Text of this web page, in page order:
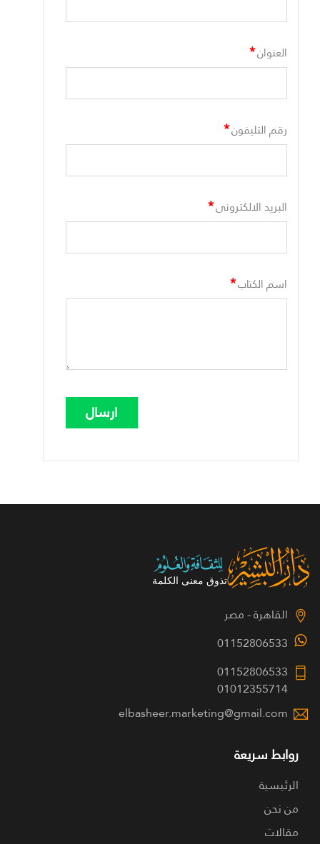
العنوان*
رقم التليفون*
البريد الالكترونى*
اسم الكتاب*
القاهرة - مصر
01152806533
01152806533
01012355714
elbasheer.marketing@gmail.com
روابط سريعة
الرئيسية
من نحن
مقالات